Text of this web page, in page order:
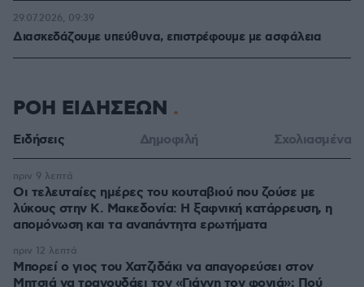
Διασκεδάζουμε υπεύθυνα, επιστρέφουμε με ασφάλεια
29.07.2026, 09:39
ΡΟΗ ΕΙΔΗΣΕΩΝ
Ειδήσεις Δημοφιλή Σχολιασμένα
Οι τελευταίες ημέρες του κουταβιού που ζούσε με
λύκους στην Κ. Μακεδονία: Η ξαφνική κατάρρευση, η
απομόνωση και τα αναπάντητα ερωτήματα
πριν 9 λεπτά
Μπορεί ο γιος του Χατζιδάκι να απαγορεύσει στον
πριν 12 λεπτά